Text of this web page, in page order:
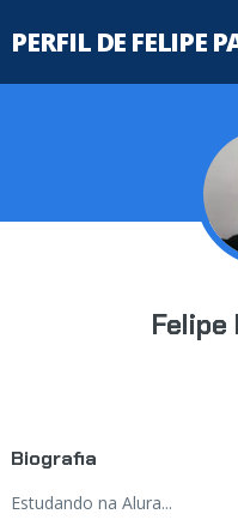
PERFIL DE FELIPE
Felipe
Biografia
Estudando na Alura...